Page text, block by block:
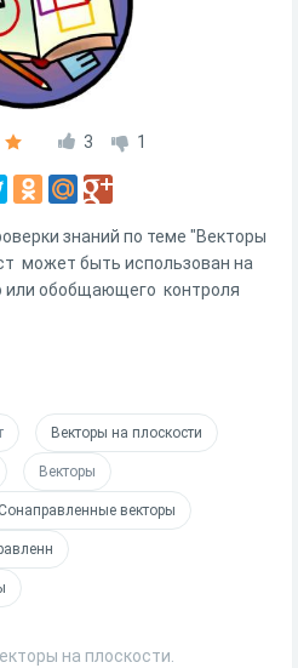
3 1
знаний по теме "Векторы
может быть использован на
или обобщающего контроля
Векторы на плоскости
Векторы
Сонаправленные векторы
на плоскости.